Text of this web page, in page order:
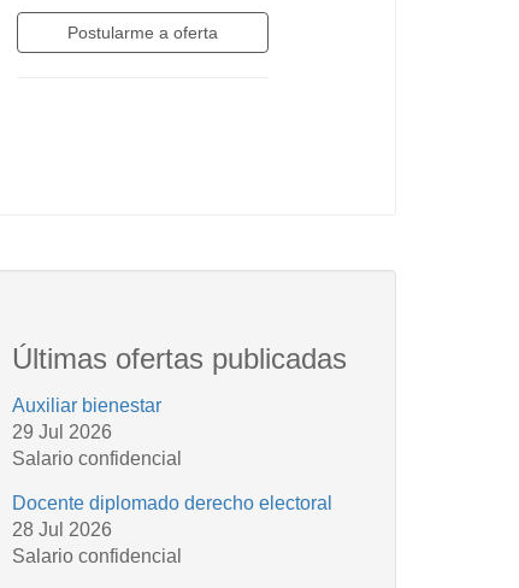
Postularme a oferta
Últimas ofertas publicadas
Auxiliar bienestar
29 Jul 2026
Salario confidencial
Docente diplomado derecho electoral
28 Jul 2026
Salario confidencial